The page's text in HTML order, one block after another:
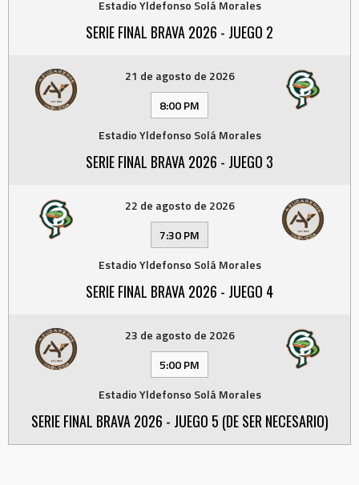
Estadio Yldefonso Solá Morales
SERIE FINAL BRAVA 2026 - JUEGO 2
21 de agosto de 2026
8:00 PM
Estadio Yldefonso Solá Morales
SERIE FINAL BRAVA 2026 - JUEGO 3
22 de agosto de 2026
7:30 PM
Estadio Yldefonso Solá Morales
SERIE FINAL BRAVA 2026 - JUEGO 4
23 de agosto de 2026
5:00 PM
Estadio Yldefonso Solá Morales
SERIE FINAL BRAVA 2026 - JUEGO 5 (DE SER NECESARIO)